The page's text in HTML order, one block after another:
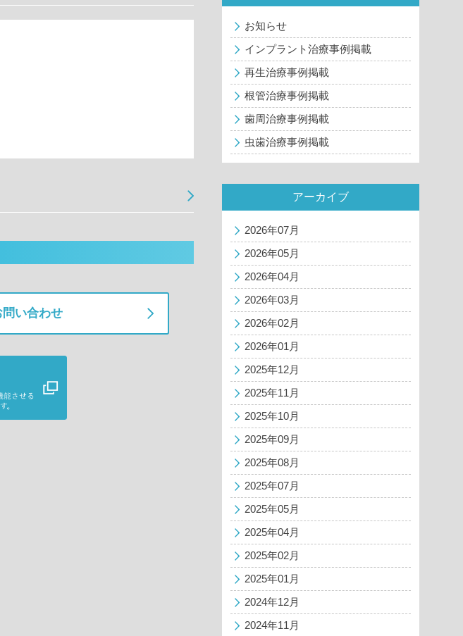
問い合わせ
お知らせ
インプラント治療事例掲載
再生治療事例掲載
根管治療事例掲載
歯周治療事例掲載
虫歯治療事例掲載
アーカイブ
2026年07月
2026年05月
2026年04月
2026年03月
2026年02月
2026年01月
2025年12月
2025年11月
2025年10月
2025年09月
2025年08月
2025年07月
2025年05月
2025年04月
2025年02月
2025年01月
2024年12月
2024年11月